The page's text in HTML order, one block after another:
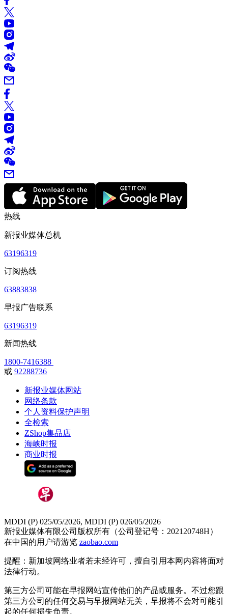
热线
新报业媒体总机
63196319
订阅热线
63883838
早报广告联系
63196319
新闻热线
1800-7416388
或 92288736
新报业媒体网站
网络条款
个人资料保护声明
全检索
ZShop集品店
海峡时报
商业时报
MDDI (P) 025/05/2026, MDDI (P) 026/05/2026
新报业媒体有限公司版权所有（公司登记号：202120748H）
在中国的用户请游览 zaobao.com
提醒：新加坡网络业者若未经许可，擅自引用本网内容将面对
法律行动。
第三方公司可能在早报网站宣传他们的产品或服务。不过您跟
第三方公司的任何交易与早报网站无关，早报将不会对可能引
起的任何损失负责。